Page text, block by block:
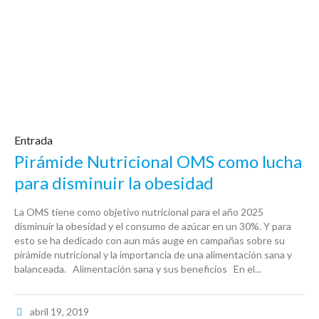
Entrada
Pirámide Nutricional OMS como lucha
para disminuir la obesidad
La OMS tiene como objetivo nutricional para el año 2025
disminuir la obesidad y el consumo de azúcar en un 30%. Y para
esto se ha dedicado con aun más auge en campañas sobre su
pirámide nutricional y la importancia de una alimentación sana y
balanceada. Alimentación sana y sus beneficios En el...
abril 19, 2019